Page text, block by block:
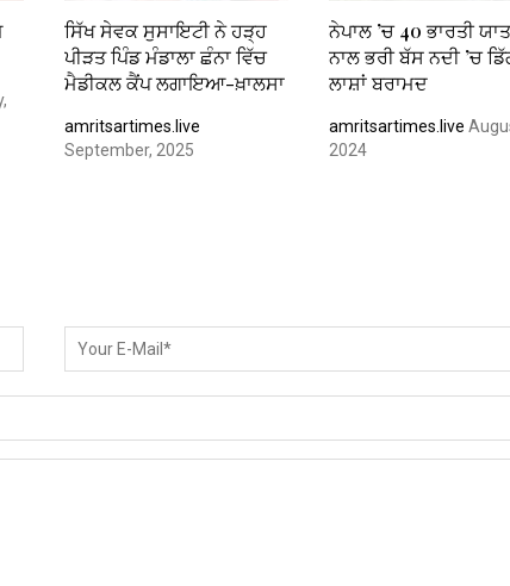
ਸਿੱਖ ਸੇਵਕ ਸੁਸਾਇਟੀ ਨੇ ਹੜ੍ਹ
ਪੀੜਤ ਪਿੰਡ ਮੰਡਾਲਾ ਛੰਨਾ ਵਿੱਚ
ਮੈਡੀਕਲ ਕੈਂਪ ਲਗਾਇਆ-ਖ਼ਾਲਸਾ
amritsartimes.live
September, 2025
ਨੇਪਾਲ ’ਚ 40 ਭਾਰਤੀ
ਨਾਲ ਭਰੀ ਬੱਸ ਨਦੀ ’ਚ
ਲਾਸ਼ਾਂ ਬਰਾਮਦ
amritsartimes.live
2024